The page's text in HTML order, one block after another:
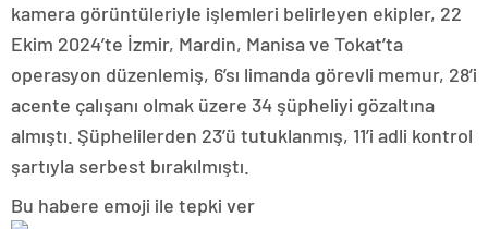
kamera görüntüleriyle işlemleri belirleyen ekipler, 22
Ekim 2024’te İzmir, Mardin, Manisa ve Tokat’ta
operasyon düzenlemiş, 6’sı limanda görevli memur, 28’i
acente çalışanı olmak üzere 34 şüpheliyi gözaltına
almıştı. Şüphelilerden 23’ü tutuklanmış, 11’i adli kontrol
şartıyla serbest bırakılmıştı.
Bu habere emoji ile tepki ver